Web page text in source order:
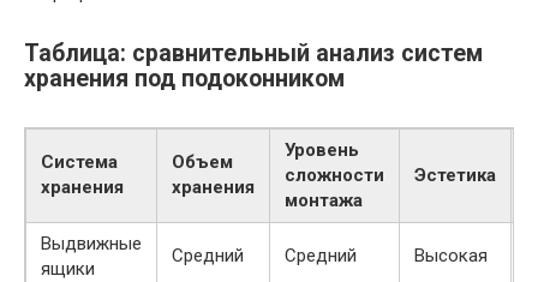
Таблица: сравнительный анализ систем
хранения под подоконником
Система
хранения
Объем
хранения
Уровень
сложности
монтажа
Эстетика
Выдвижные
ящики
Средний Средний Высокая